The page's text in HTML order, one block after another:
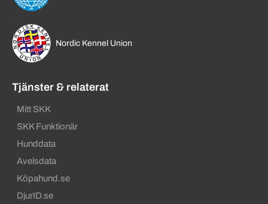
Nordic Kennel Union
Tjänster & relaterat
Mitt SKK
SKK Funktionär
Hunddata
Avelsdata
Köpahund.se
DjurID.se